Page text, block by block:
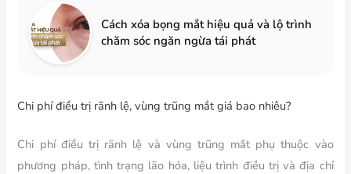
Cách xóa bọng mắt hiệu quả và lộ trình
chăm sóc ngăn ngừa tái phát
Chi phí điều trị rãnh lệ, vùng trũng mắt giá bao nhiêu?
Chi phí điều trị rãnh lệ và vùng trũng mắt phụ thuộc vào
phương pháp, tình trạng lão hóa, liệu trình điều trị và địa chỉ